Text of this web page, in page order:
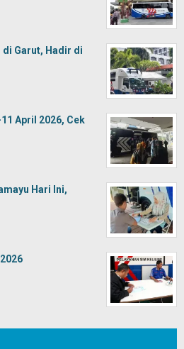
Garut, Hadir di
April 2026, Cek
Hari Ini,